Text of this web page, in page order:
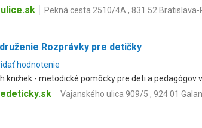
Pekná cesta 2510/4A , 831 52 Bratislava-
Rozprávky pre detičky
hodnotenie
knižiek - metodické pomôcky pre deti a pedagógov
Vajanského ulica 909/5 , 924 01